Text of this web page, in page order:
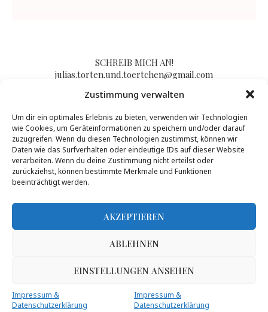
Zustimmung verwalten
Um dir ein optimales Erlebnis zu bieten, verwenden wir Technologien
wie Cookies, um Geräteinformationen zu speichern und/oder darauf
zuzugreifen. Wenn du diesen Technologien zustimmst, können wir
Daten wie das Surfverhalten oder eindeutige IDs auf dieser Website
verarbeiten. Wenn du deine Zustimmung nicht erteilst oder
zurückziehst, können bestimmte Merkmale und Funktionen
beeinträchtigt werden.
AKZEPTIEREN
ABLEHNEN
EINSTELLUNGEN ANSEHEN
Impressum &
Datenschutzerklärung
Impressum &
Datenschutzerklärung
SCHREIB MICH AN!
julias.torten.und.toertchen@gmail.com
Impressum/Kontakt & Datenschutzerklärung
Inhalte dieser Seite dürfen von Dritten nur nach Genehmigung durch Julias
@2017 - PenciDesign. All Right Reserved. Designed and Developed by
PenciDesign
BACK TO TOP